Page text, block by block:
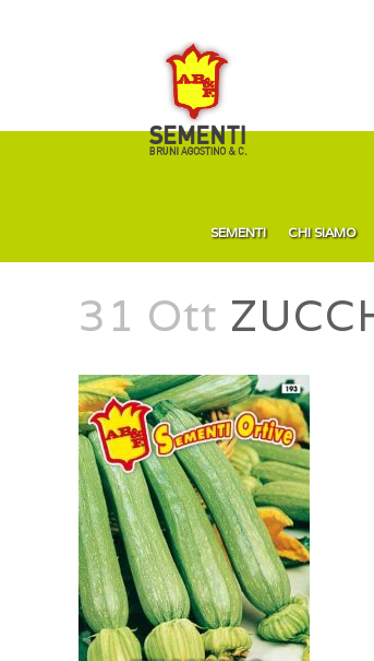
SEMENTI CHI SIAMO
31 Ott